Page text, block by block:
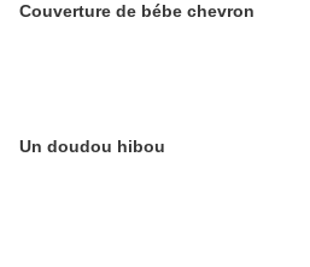
Couverture de bébe chevron
Un doudou hibou